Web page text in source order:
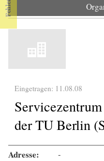
Eingetragen: 11.08.08
der TU Berlin
Adresse: -